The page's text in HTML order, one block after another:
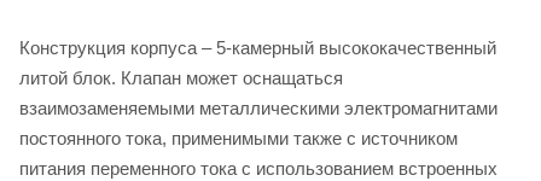
Конструкция корпуса – 5-камерный высококачественный
литой блок. Клапан может оснащаться
взаимозаменяемыми металлическими электромагнитами
постоянного тока, применимыми также с источником
питания переменного тока с использованием встроенных